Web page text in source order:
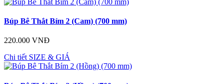
Búp Bê Thắt Bím 2 (Cam) (700 mm)
220.000 VNĐ
Chi tiết SIZE & GIÁ